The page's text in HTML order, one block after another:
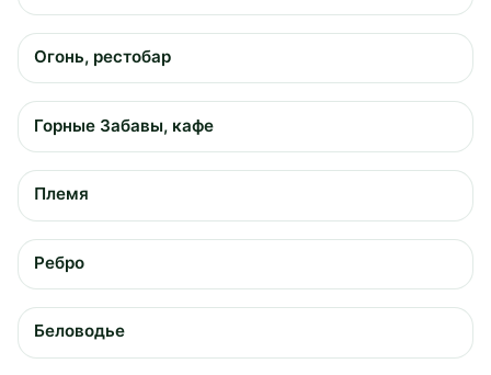
Огонь, рестобар
Горные Забавы, кафе
Племя
Ребро
Беловодье